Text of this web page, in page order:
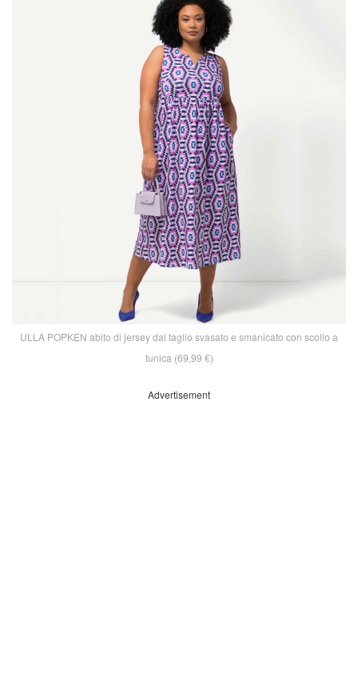
ULLA POPKEN abito di jersey dal taglio svasato e smanicato con scollo a
tunica (69,99 €)
Advertisement